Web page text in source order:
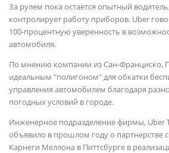
За рулем пока остается опытный
контролирует работу приборов. Uber
100-процентную уверенность в
автомобиля.
По мнению компании из Сан-Франциско,
идеальным "полигоном" для обкатки
управления автомобилем благодаря
погодных условий в городе.
Инженерное подразделение фирмы, Uber
объявило в прошлом году о партнерстве
Карнеги Меллона в Питтсбурге в